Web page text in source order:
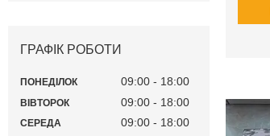
ГРАФІК РОБОТИ
ПОНЕДІЛОК 09:00 18:00
ВІВТОРОК 09:00 18:00
СЕРЕДА 09:00 18:00